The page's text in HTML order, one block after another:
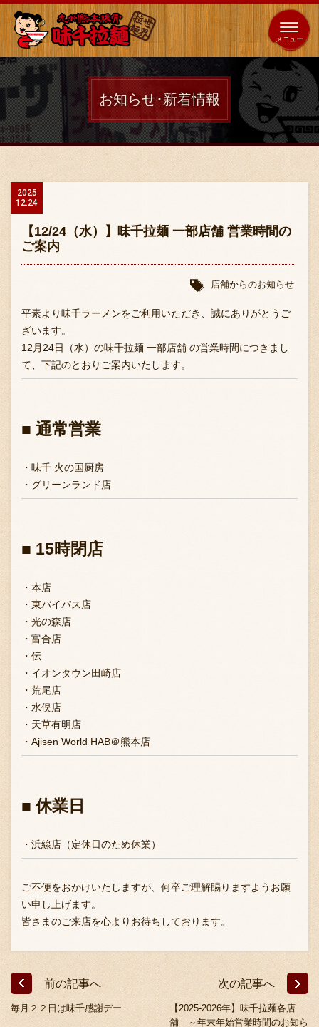
全国
展開 海外 653 店 64 店
ホーム
店舗案内
味千の取り組み
お問い合わせ
お知らせ･新着情報
2025
12.24
【12/24（水）】味千拉麺 一部店舗 営業時間の
ご案内
店舗からのお知らせ
平素より味千ラーメンをご利用いただき、誠にありがとうご
ざいます。
12月24日（水）の味千拉麺 一部店舗 の営業時間につきまし
て、下記のとおりご案内いたします。
■ 通常営業
・味千 火の国厨房
・グリーンランド店
■ 15時閉店
・本店
・東バイパス店
・光の森店
・富合店
・伝
・イオンタウン田崎店
・荒尾店
・水俣店
・天草有明店
・Ajisen World HAB＠熊本店
■ 休業日
・浜線店（定休日のため休業）
ご不便をおかけいたしますが、何卒ご理解賜りますようお願
い申し上げます。
皆さまのご来店を心よりお待ちしております。
前の記事へ
毎月２２日は味千感謝デー
次の記事へ
【2025-2026年】味千拉麺各店
舗 ～年末年始営業時間のお知ら